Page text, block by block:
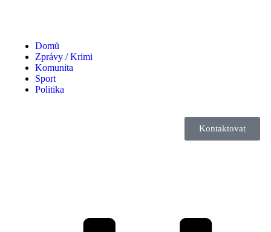
Domů
Zprávy / Krimi
Komunita
Sport
Politika
Kontaktovat